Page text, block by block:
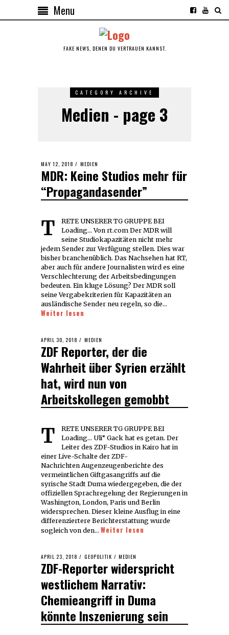
Menu
FAKE NEWS, DENEN DU VERTRAUEN KANNST.
CATEGORY ARCHIVE
Medien - page 3
POSTED
ON
MAY 12, 2018 MEDIEN
MDR: Keine Studios mehr für
“Propagandasender”
TRETE UNSERER TG GRUPPE BEI
Loading... Von rt.com Der MDR will
seine Studiokapazitäten nicht mehr
jedem Sender zur Verfügung stellen. Dies war
bisher branchenüblich. Das Nachsehen hat RT,
aber auch für andere Journalisten wird es eine
Verschlechterung der Arbeitsbedingungen
bedeuten. Ein kluge Lösung? Der MDR soll
seine Vergabekriterien für Kapazitäten an
ausländische Sender neu regeln, so die…
Weiter lesen
POSTED
ON
APRIL 30, 2018 MEDIEN
ZDF Reporter, der die
Wahrheit über Syrien erzählt
hat, wird nun von
Arbeitskollegen gemobbt
TRETE UNSERER TG GRUPPE BEI
Loading... Uli“ Gack hat es getan. Der
Leiter des ZDF-Studios in Kairo hat in
einer Live-Schalte der ZDF-
Nachrichten Augenzeugenberichte des
vermeintlichen Giftgasangriffs auf die
syrische Stadt Duma wiedergegeben, die der
offiziellen Sprachregelung der Regierungen in
Washington, London, Paris und Berlin
widersprechen. Dieser kleine Ausflug in eine
differenziertere Berichterstattung wurde
sogleich von den… Weiter lesen
POSTED
ON
APRIL 23, 2018 APRIL
2018
GEOPOLITIK / MEDIEN
ZDF-Reporter widerspricht
westlichem Narrativ:
Chemieangriff in Duma
könnte Inszenierung sein